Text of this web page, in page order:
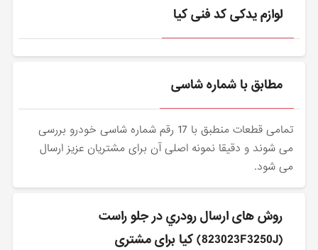
لوازم یدکی کد فنی کیا
مطابق با شماره شاسی
تمامی قطعات منطبق با 17 رقم شماره شاسی خودرو بررسی
می شوند و دقیقا نمونه اصلی آن برای مشتریان عزیز ارسال
می شود.
روش های ارسال رودري در جلو راست
(823023F3250J) کیا برای مشتری